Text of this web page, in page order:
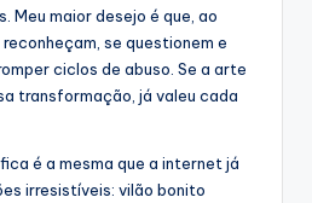
Meu maior desejo é que, ao
se questionem e
ciclos de abuso. Se a arte
transformação, já valeu cada
é a mesma que a internet já
irresistíveis: vilão bonito